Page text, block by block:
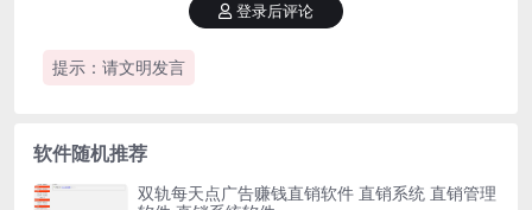
提示：请文明发言
登录后评论
软件随机推荐
双轨每天点广告赚钱直销软件 直销系统 直销管理